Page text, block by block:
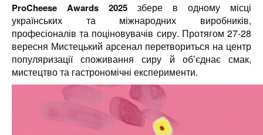
ProCheese Awards 2025 збере в одному місці
українських та міжнародних виробників,
професіоналів та поціновувачів сиру. Протягом 27-28
вересня Мистецький арсенал перетвориться на центр
популяризації споживання сиру й об’єднає смак,
мистецтво та гастрономічні експерименти.